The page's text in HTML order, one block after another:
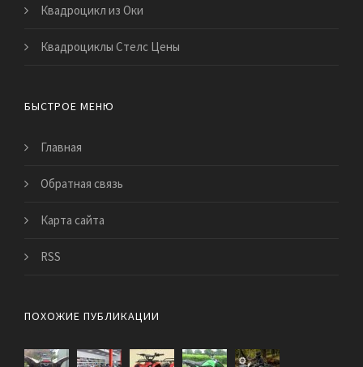
Квадроцикл из Оки
Квадроциклы Стелс Цены
БЫСТРОЕ МЕНЮ
Главная
Обратная связь
Карта сайта
RSS
ПОХОЖИЕ ПУБЛИКАЦИИ